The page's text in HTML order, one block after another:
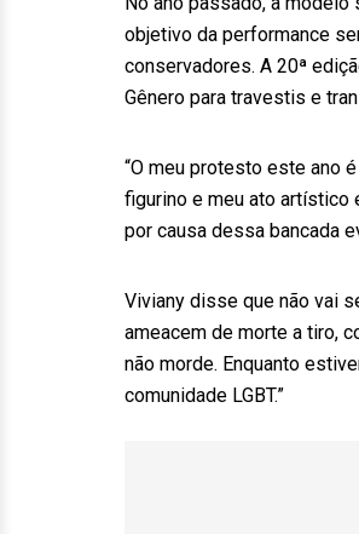
objetivo da performance
conservadores. A 20ª
Gênero para travestis e
“O meu protesto este ano
figurino e meu ato artístico
por causa dessa bancada
Viviany disse que não vai
ameacem de morte a tiro,
não morde. Enquanto
comunidade LGBT.”